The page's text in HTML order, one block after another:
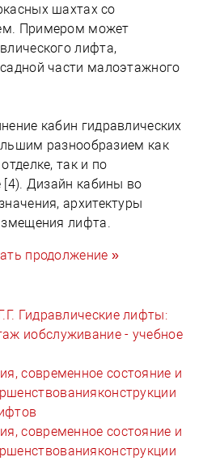
шахтах со
Примером может
лифта,
части малоэтажного
кабин гидравлических
разнообразием как
так и по
[4). Дизайн кабины во
архитектуры
лифта.
продолжение »
Гидравлические лифты:
иобслуживание - учебное
современное состояние и
современное состояние и